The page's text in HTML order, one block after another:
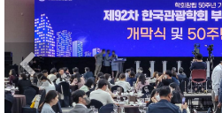
Previous